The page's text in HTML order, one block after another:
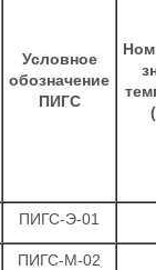
Условное
обозначение
ПИГС
ПИГС-Э-01
ПИГС-М-02